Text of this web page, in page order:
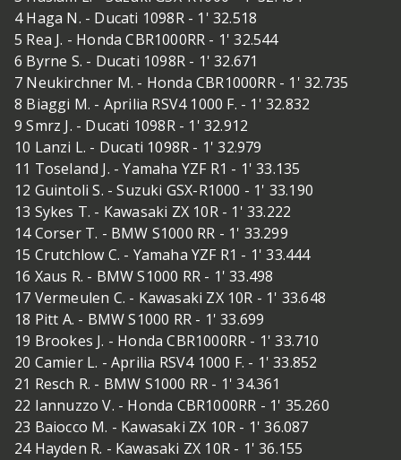
4 Haga N. - Ducati 1098R - 1' 32.518
5 Rea J. - Honda CBR1000RR - 1' 32.544
6 Byrne S. - Ducati 1098R - 1' 32.671
7 Neukirchner M. - Honda CBR1000RR - 1' 32.735
8 Biaggi M. - Aprilia RSV4 1000 F. - 1' 32.832
9 Smrz J. - Ducati 1098R - 1' 32.912
10 Lanzi L. - Ducati 1098R - 1' 32.979
11 Toseland J. - Yamaha YZF R1 - 1' 33.135
12 Guintoli S. - Suzuki GSX-R1000 - 1' 33.190
13 Sykes T. - Kawasaki ZX 10R - 1' 33.222
14 Corser T. - BMW S1000 RR - 1' 33.299
15 Crutchlow C. - Yamaha YZF R1 - 1' 33.444
16 Xaus R. - BMW S1000 RR - 1' 33.498
17 Vermeulen C. - Kawasaki ZX 10R - 1' 33.648
18 Pitt A. - BMW S1000 RR - 1' 33.699
19 Brookes J. - Honda CBR1000RR - 1' 33.710
20 Camier L. - Aprilia RSV4 1000 F. - 1' 33.852
21 Resch R. - BMW S1000 RR - 1' 34.361
22 Iannuzzo V. - Honda CBR1000RR - 1' 35.260
23 Baiocco M. - Kawasaki ZX 10R - 1' 36.087
24 Hayden R. - Kawasaki ZX 10R - 1' 36.155